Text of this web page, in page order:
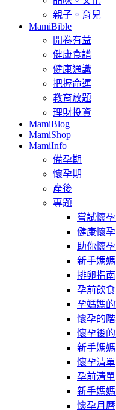
親子。育兒
MamiBible
開卷有益
健康食譜
健康通識
把握命運
教育放題
理財投資
MamiBlog
MamiShop
MamiInfo
備孕期
懷孕期
產後
專題
嘗試懷
健康懷
助你懷
新手媽
排卵指南
孕前飲食
孕媽媽
懷孕的
懷孕後
新手媽
懷孕清單
孕前清單
新手媽
懷孕月曆